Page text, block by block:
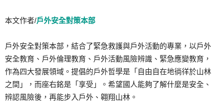
本文作者/戶外安全對策本部
戶外安全對策本部，結合了緊急救護與戶外活動的專業，以戶外
安全教育、戶外倫理教育、戶外活動風險辨識、緊急應變教育，
作為四大發展領域。提倡的戶外哲學是「自由自在地徜徉於山林
之間」，而座右銘是「享受」。希望國人能夠了解什麼是安全、
辨認風險後，再能步入戶外、翱翔山林。